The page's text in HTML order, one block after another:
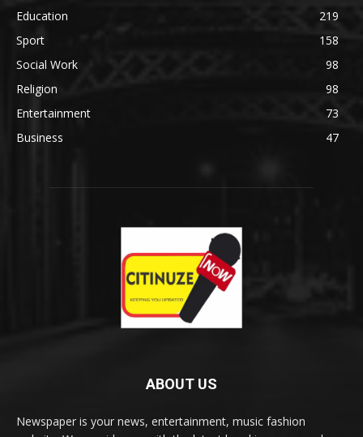
Education
219
Sport
158
Social Work
98
Religion
98
Entertainment
73
Business
47
ABOUT US
Newspaper is your news, entertainment, music fashion